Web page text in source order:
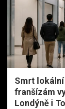
Smrt
franšízám
Londýně i